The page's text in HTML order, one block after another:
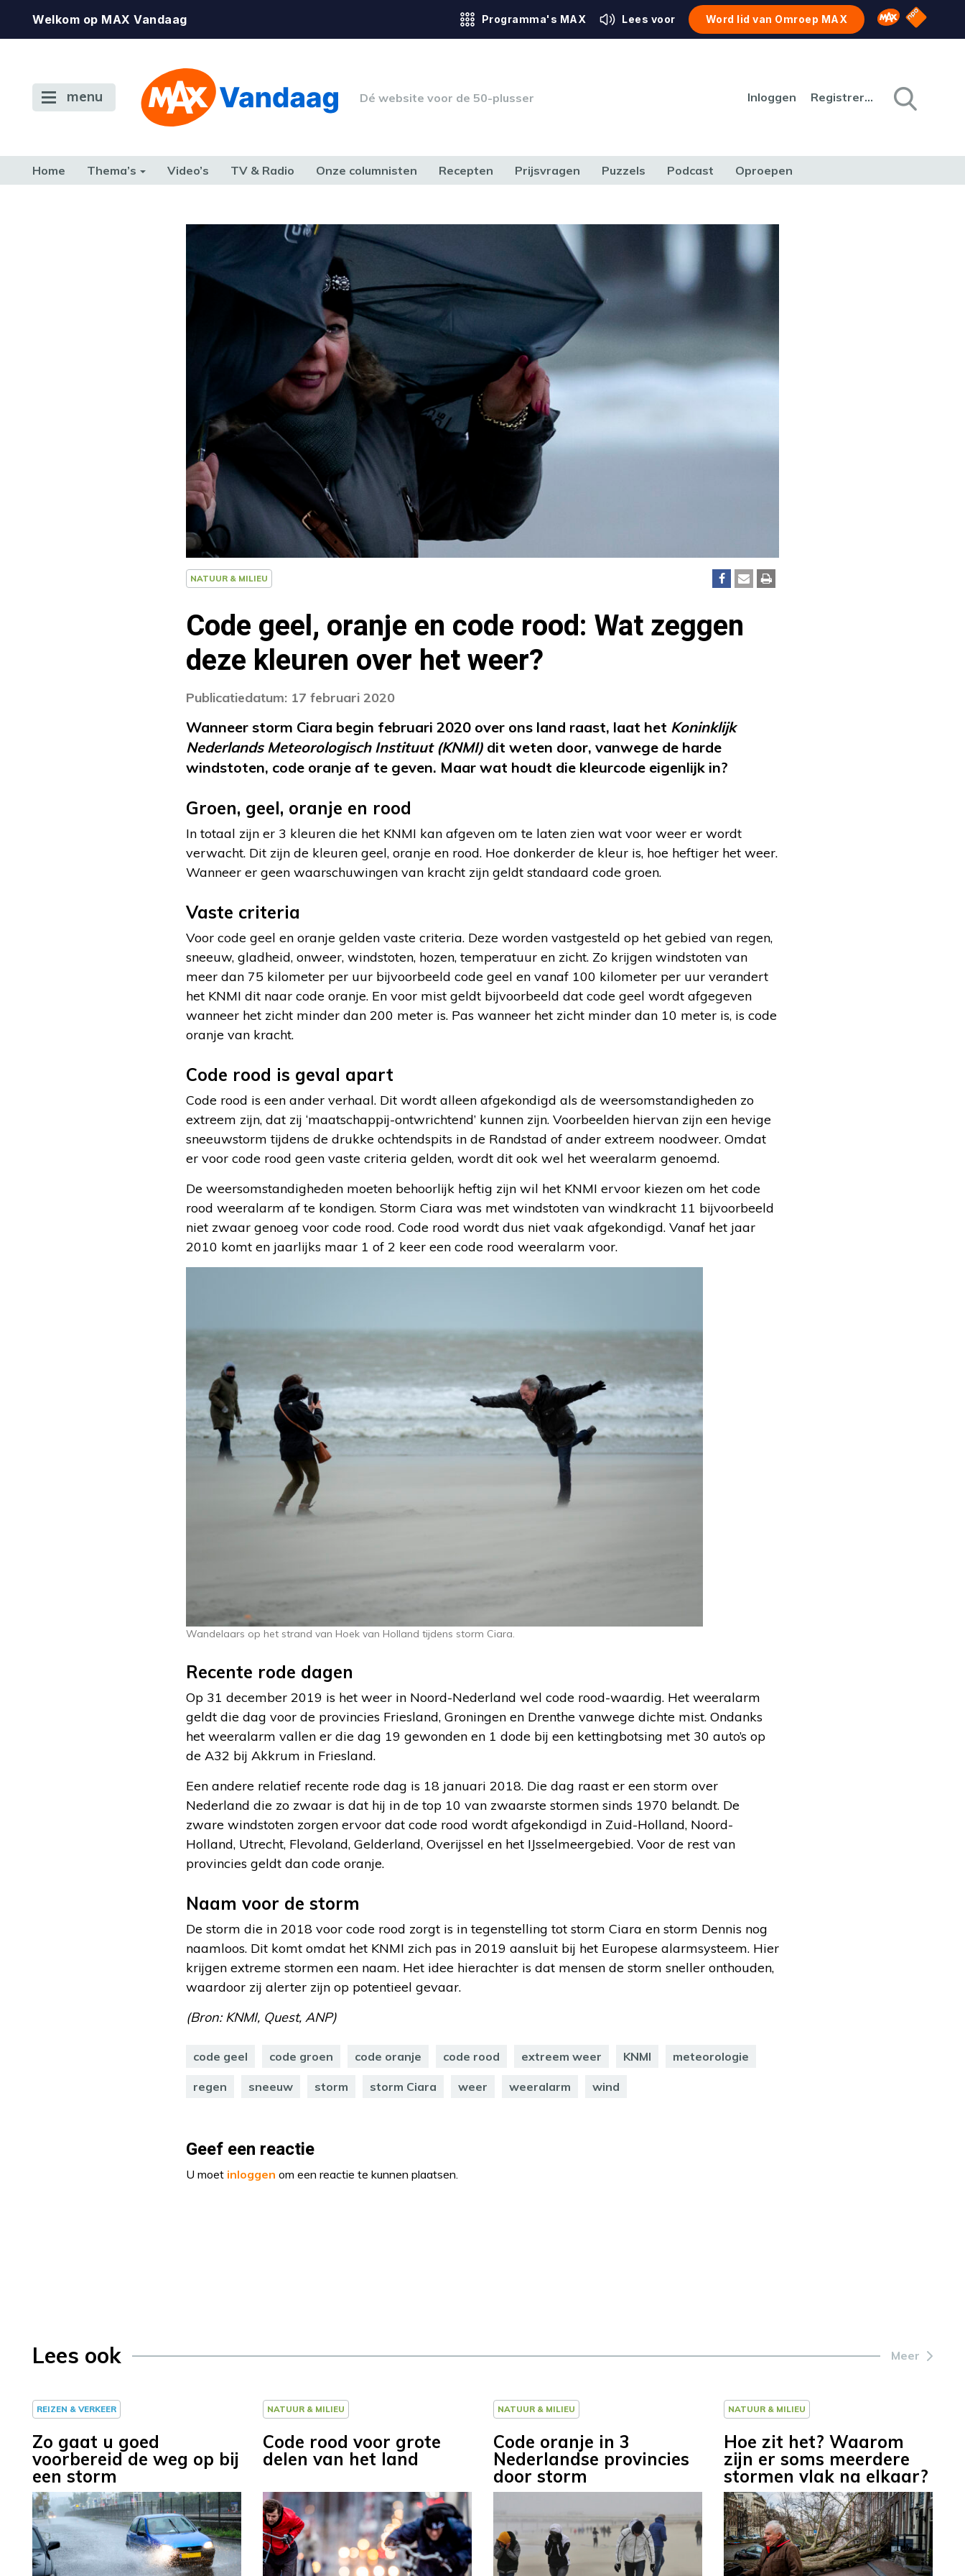
Welkom op MAX Vandaag Programma's MAX Lees voor Word lid van Omroep MAX Omroep MAX
NPO
menu Dé website voor de 50-plusser Inloggen Registreren
Home Thema’s Video’s TV & Radio Onze columnisten Recepten Prijsvragen Puzzels Podcast Oproepen
NATUUR & MILIEU
Code geel, oranje en code rood: Wat zeggen
deze kleuren over het weer?
Publicatiedatum: 17 februari 2020
Wanneer storm Ciara begin februari 2020 over ons land raast, laat het Koninklijk
Nederlands Meteorologisch Instituut (KNMI) dit weten door, vanwege de harde
windstoten, code oranje af te geven. Maar wat houdt die kleurcode eigenlijk in?
Groen, geel, oranje en rood
In totaal zijn er 3 kleuren die het KNMI kan afgeven om te laten zien wat voor weer er wordt
verwacht. Dit zijn de kleuren geel, oranje en rood. Hoe donkerder de kleur is, hoe heftiger het weer.
Wanneer er geen waarschuwingen van kracht zijn geldt standaard code groen.
Vaste criteria
Voor code geel en oranje gelden vaste criteria. Deze worden vastgesteld op het gebied van regen,
sneeuw, gladheid, onweer, windstoten, hozen, temperatuur en zicht. Zo krijgen windstoten van
meer dan 75 kilometer per uur bijvoorbeeld code geel en vanaf 100 kilometer per uur verandert
het KNMI dit naar code oranje. En voor mist geldt bijvoorbeeld dat code geel wordt afgegeven
wanneer het zicht minder dan 200 meter is. Pas wanneer het zicht minder dan 10 meter is, is code
oranje van kracht.
Code rood is geval apart
Code rood is een ander verhaal. Dit wordt alleen afgekondigd als de weersomstandigheden zo
extreem zijn, dat zij ‘maatschappij-ontwrichtend’ kunnen zijn. Voorbeelden hiervan zijn een hevige
sneeuwstorm tijdens de drukke ochtendspits in de Randstad of ander extreem noodweer. Omdat
er voor code rood geen vaste criteria gelden, wordt dit ook wel het weeralarm genoemd.
De weersomstandigheden moeten behoorlijk heftig zijn wil het KNMI ervoor kiezen om het code
rood weeralarm af te kondigen. Storm Ciara was met windstoten van windkracht 11 bijvoorbeeld
niet zwaar genoeg voor code rood. Code rood wordt dus niet vaak afgekondigd. Vanaf het jaar
2010 komt en jaarlijks maar 1 of 2 keer een code rood weeralarm voor.
Wandelaars op het strand van Hoek van Holland tijdens storm Ciara.
Recente rode dagen
Op 31 december 2019 is het weer in Noord-Nederland wel code rood-waardig. Het weeralarm
geldt die dag voor de provincies Friesland, Groningen en Drenthe vanwege dichte mist. Ondanks
het weeralarm vallen er die dag 19 gewonden en 1 dode bij een kettingbotsing met 30 auto’s op
de A32 bij Akkrum in Friesland.
Een andere relatief recente rode dag is 18 januari 2018. Die dag raast er een storm over
Nederland die zo zwaar is dat hij in de top 10 van zwaarste stormen sinds 1970 belandt. De
zware windstoten zorgen ervoor dat code rood wordt afgekondigd in Zuid-Holland, Noord-
Holland, Utrecht, Flevoland, Gelderland, Overijssel en het IJsselmeergebied. Voor de rest van
provincies geldt dan code oranje.
Naam voor de storm
De storm die in 2018 voor code rood zorgt is in tegenstelling tot storm Ciara en storm Dennis nog
naamloos. Dit komt omdat het KNMI zich pas in 2019 aansluit bij het Europese alarmsysteem. Hier
krijgen extreme stormen een naam. Het idee hierachter is dat mensen de storm sneller onthouden,
waardoor zij alerter zijn op potentieel gevaar.
(Bron: KNMI, Quest, ANP)
code geel code groen code oranje code rood extreem weer KNMI meteorologie
regen sneeuw storm storm Ciara weer weeralarm wind
Geef een reactie
U moet inloggen om een reactie te kunnen plaatsen.
Lees ook Meer
REIZEN & VERKEER
Zo gaat u goed
voorbereid de weg op bij
een storm
NATUUR & MILIEU
Code rood voor grote
delen van het land
NATUUR & MILIEU
Code oranje in 3
Nederlandse provincies
door storm
NATUUR & MILIEU
Hoe zit het? Waarom
zijn er soms meerdere
stormen vlak na elkaar?